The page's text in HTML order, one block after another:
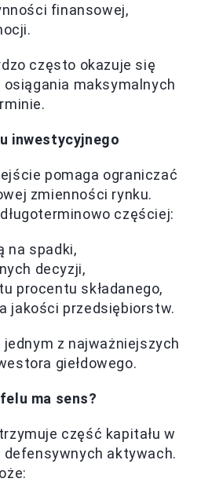
finansowej,
często okazuje się
maksymalnych
inwestycyjnego
pomaga ograniczać
zmienności rynku.
częściej:
na spadki,
decyzji,
procentu składanego,
jakości przedsiębiorstw.
z najważniejszych
giełdowego.
ma sens?
część kapitału w
aktywach.